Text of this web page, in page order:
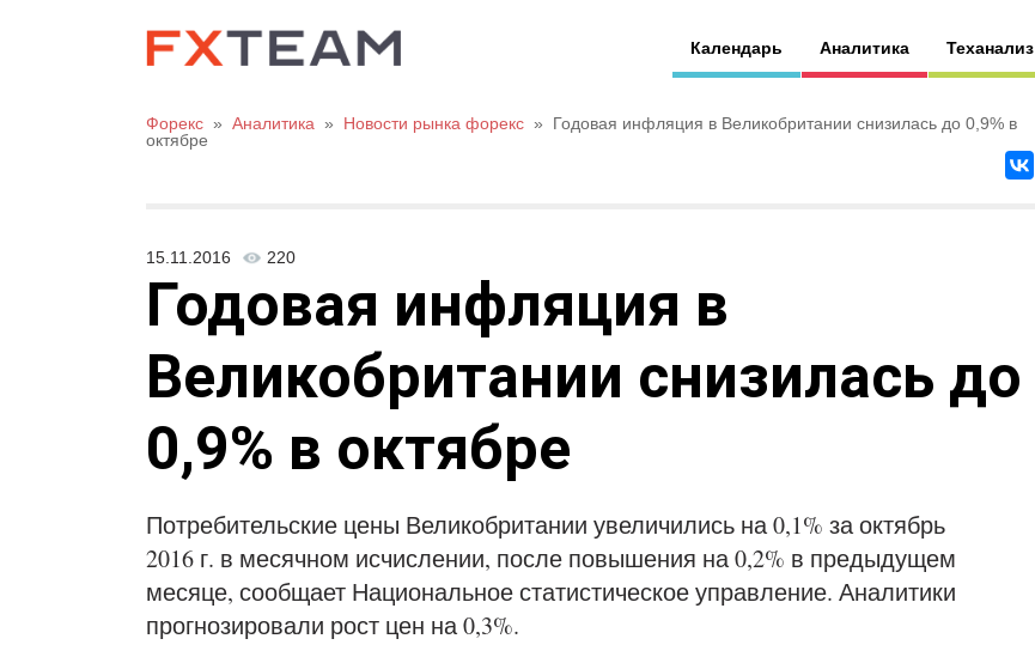
Календарь Аналитика Теханализ
Форекс » Аналитика » Новости рынка форекс »
Годовая инфляция в Великобритании снизилась до 0,9% в
октябре
15.11.2016 220
Годовая инфляция в
Великобритании снизилась до
0,9% в октябре
Потребительские цены Великобритании увеличились на 0,1% за октябрь
2016 г. в месячном исчислении, после повышения на 0,2% в предыдущем
месяце, сообщает Национальное статистическое управление. Аналитики
прогнозировали рост цен на 0,3%.